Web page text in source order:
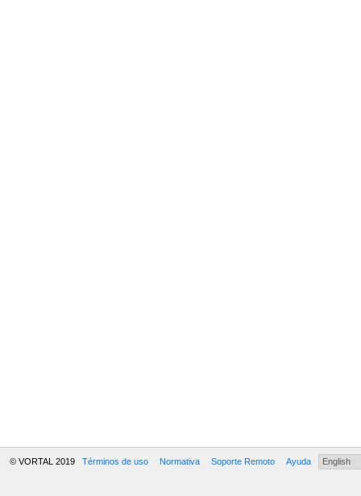
© VORTAL 2019 Términos de uso Normativa Soporte Remoto Ayuda